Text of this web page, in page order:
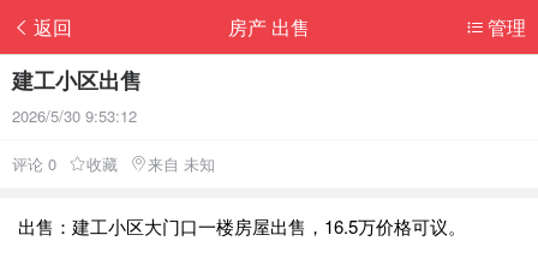
返回 管理
房产 出售
建工小区出售
2026/5/30 9:53:12
评论 0 收藏 来自 未知
出售：建工小区大门口一楼房屋出售，16.5万价格可议。